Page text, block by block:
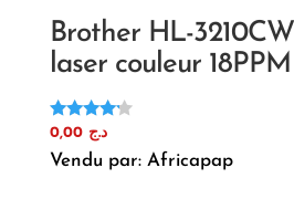
Brother HL-
laser couleur
Note
sur 5
د.ج 0,00
Vendu par: Africapap